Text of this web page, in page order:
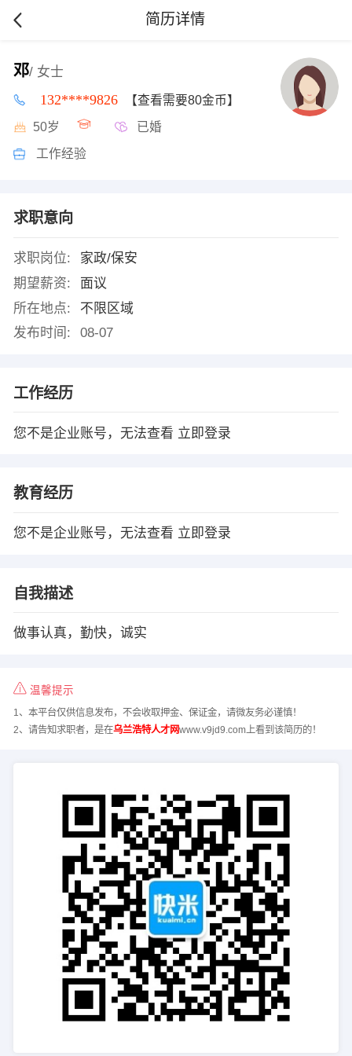
简历详情
邓/ 女士
132****9826 【查看需要80金币】
50岁 已婚
工作经验
求职意向
求职岗位:
家政/保安
期望薪资:
面议
所在地点:
不限区域
发布时间:
08-07
工作经历
您不是企业账号，无法查看 立即登录
教育经历
您不是企业账号，无法查看 立即登录
自我描述
做事认真，勤快，诚实
温馨提示
1、本平台仅供信息发布，不会收取押金、保证金，请微友务必谨慎！
2、请告知求职者，是在乌兰浩特人才网www.v9jd9.com上看到该简历的！